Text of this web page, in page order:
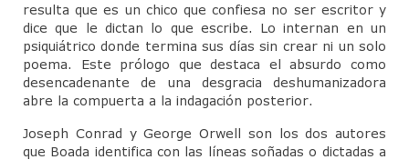
resulta que es un chico que confiesa no ser escritor y
dice que le dictan lo que escribe. Lo internan en un
psiquiátrico donde termina sus días sin crear ni un solo
poema. Este prólogo que destaca el absurdo como
desencadenante de una desgracia deshumanizadora
abre la compuerta a la indagación posterior.
Joseph Conrad y George Orwell son los dos autores
que Boada identifica con las líneas soñadas o dictadas a